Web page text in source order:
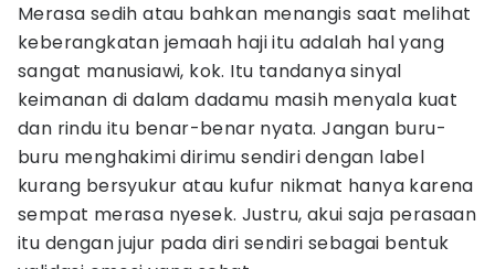
Merasa sedih atau bahkan menangis saat melihat
keberangkatan jemaah haji itu adalah hal yang
sangat manusiawi, kok. Itu tandanya sinyal
keimanan di dalam dadamu masih menyala kuat
dan rindu itu benar-benar nyata. Jangan buru-
buru menghakimi dirimu sendiri dengan label
kurang bersyukur atau kufur nikmat hanya karena
sempat merasa nyesek. Justru, akui saja perasaan
itu dengan jujur pada diri sendiri sebagai bentuk